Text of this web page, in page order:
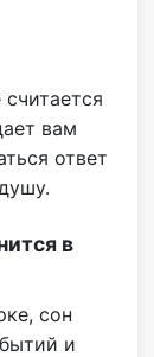
вам
ответ
в
сон
и